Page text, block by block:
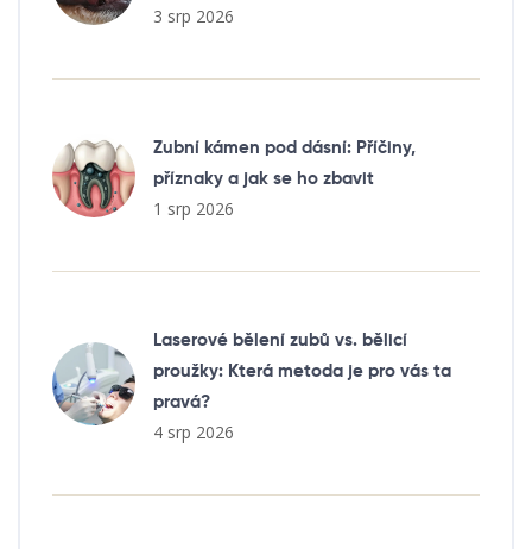
3 srp 2026
Zubní kámen pod dásní: Příčiny,
příznaky a jak se ho zbavit
1 srp 2026
Laserové bělení zubů vs. bělicí
proužky: Která metoda je pro vás ta
pravá?
4 srp 2026